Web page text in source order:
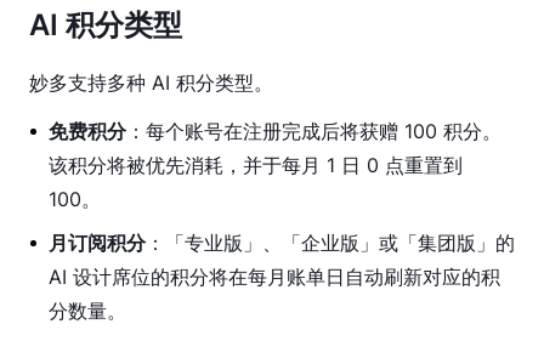
计
统
原
型
功
研
发
模
AI 积分类型
妙多支持多种 AI 积分类型。
免费积分：每个账号在注册完成后将获赠 100 积分。
该积分将被优先消耗，并于每月 1 日 0 点重置到
100。
月订阅积分：「专业版」、「企业版」或「集团版」的
AI 设计席位的积分将在每月账单日自动刷新对应的积
分数量。